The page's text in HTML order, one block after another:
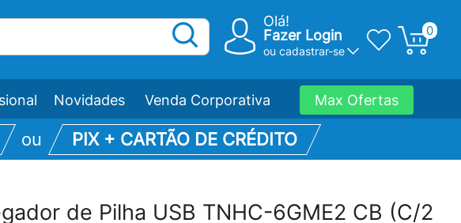
Olá!
Fazer Login
ou cadastrar-se
0
Novidades Venda Corporativa Max Ofertas
ou PIX + CARTÃO DE CRÉDITO
de Pilha USB TNHC-6GME2 CB (C/2